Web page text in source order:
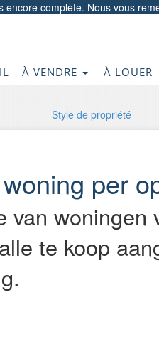
encore complète. Nous vous
À VENDRE À LOUER
Style de propriété
per
van woningen
te koop